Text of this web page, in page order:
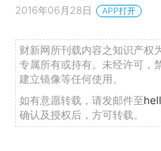
2016年06月28日 APP打开
财新网所刊载内容之知识产权
专属所有或持有。未经许可，
建立镜像等任何使用。
如有意愿转载，请发邮件至
确认及授权后，方可转载。